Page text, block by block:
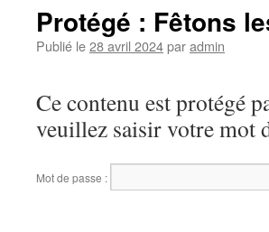
Protégé : Fêtons
Publié le28 avril 2024paradmin
Ce contenu est protégé
veuillez saisir votre mot
Mot de passe :